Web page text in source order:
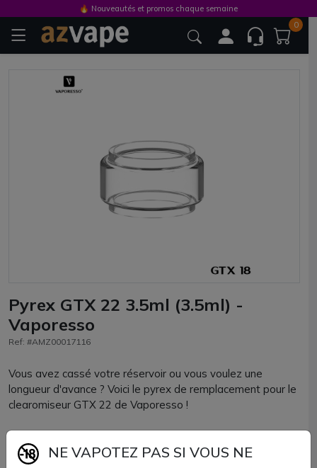
0
Pyrex GTX 22 3.5ml (3.5ml) -
Vaporesso
Ref: #AMZ00017116
Vous avez cassé votre réservoir ou vous voulez une
longueur d'avance ? Voici le pyrex de remplacement pour le
clearomiseur GTX 22 de Vaporesso !
Optez pour une pièce détachée officielle pour une parfaite
compatibilité.
🔥 Nouveautés et promos chaque semaine
NE VAPOTEZ PAS SI VOUS NE